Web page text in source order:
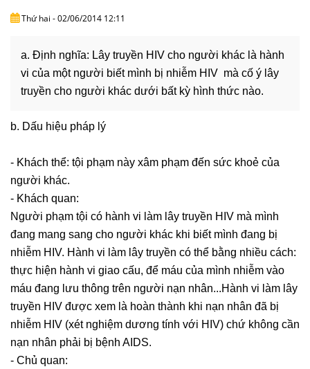
VĂN
BẢN
THỦ
TỤC
HỆ
Thứ hai - 02/06/2014 12:11
a. Định nghĩa: Lây truyền HIV cho người khác là hành
vi của một người biết mình bị nhiễm HIV mà cố ý lây
truyền cho người khác dưới bất kỳ hình thức nào.
b. Dấu hiệu pháp lý
- Khách thể: tội phạm này xâm phạm đến sức khoẻ của
người khác.
- Khách quan:
Người phạm tội có hành vi làm lây truyền HIV mà mình
đang mang sang cho người khác khi biết mình đang bị
nhiễm HIV. Hành vi làm lây truyền có thể bằng nhiều cách:
thực hiện hành vi giao cấu, để máu của mình nhiễm vào
máu đang lưu thông trên người nạn nhân...Hành vi làm lây
truyền HIV được xem là hoàn thành khi nạn nhân đã bị
nhiễm HIV (xét nghiệm dương tính với HIV) chứ không cần
nạn nhân phải bị bệnh AIDS.
- Chủ quan: